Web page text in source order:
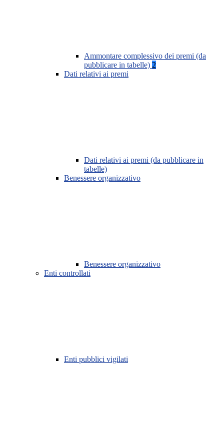
Ammontare complessivo dei premi (da
pubblicare in tabelle) 2
Dati relativi ai premi
Dati relativi ai premi (da pubblicare in
tabelle)
Benessere organizzativo
Benessere organizzativo
Enti controllati
Enti pubblici vigilati